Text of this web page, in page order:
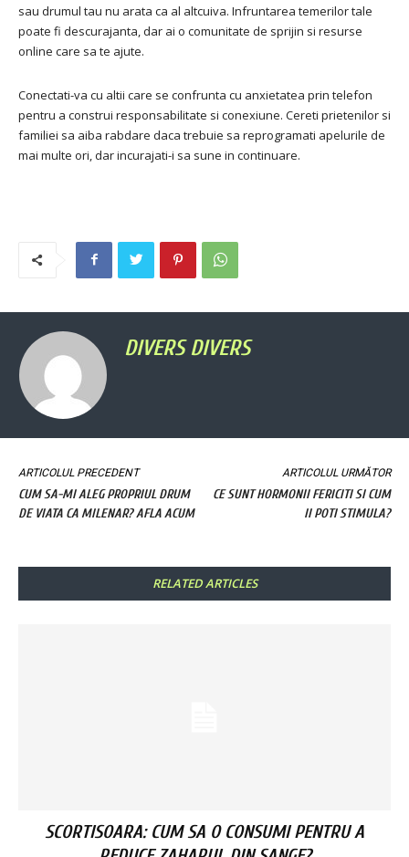
sau drumul tau nu arata ca al altcuiva. Infruntarea temerilor tale
poate fi descurajanta, dar ai o comunitate de sprijin si resurse
online care sa te ajute.
Conectati-va cu altii care se confrunta cu anxietatea prin telefon
pentru a construi responsabilitate si conexiune. Cereti prietenilor si
familiei sa aiba rabdare daca trebuie sa reprogramati apelurile de
mai multe ori, dar incurajati-i sa sune in continuare.
DIVERS DIVERS
ARTICOLUL PRECEDENT
CUM SA-MI ALEG PROPRIUL DRUM
DE VIATA CA MILENAR? AFLA ACUM
ARTICOLUL URMĂTOR
CE SUNT HORMONII FERICITI SI CUM
II POTI STIMULA?
RELATED ARTICLES
SCORTISOARA: CUM SA O CONSUMI PENTRU A